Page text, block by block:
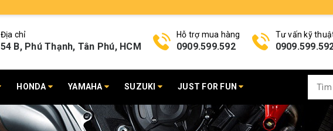
Địa chỉ
54 B, Phú Thạnh, Tân Phú, HCM
Hỗ trợ mua hàng
0909.599.592
Tư vấn kỹ
HONDA YAMAHA SUZUKI JUST FOR FUN